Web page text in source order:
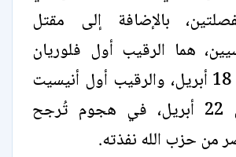
بالإضافة إلى مقتل
هما الرقيب أول فلوريان
مونتوريو في 18 أبريل، والرقيب أول أنيسيت
جيراردان في 22 أبريل، في هجوم تُرجح
من حزب الله نفذته.